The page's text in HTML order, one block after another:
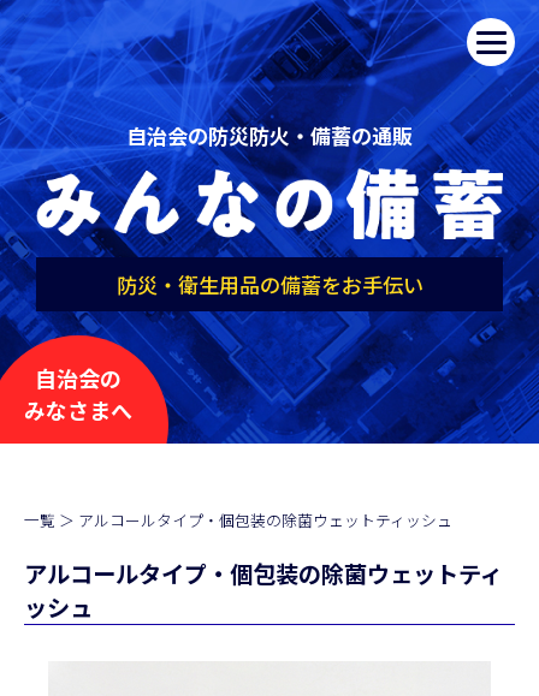
自治会の防災防火・備蓄の通販
防災・衛生用品の備蓄をお手伝い
自治会の
みなさまへ
一覧 ＞ アルコールタイプ・個包装の除菌ウェットティッシュ
アルコールタイプ・個包装の除菌ウェットティ
ッシュ